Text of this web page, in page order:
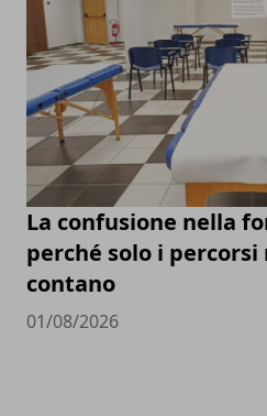
La confusione nella
perché solo i
contano
01/08/2026